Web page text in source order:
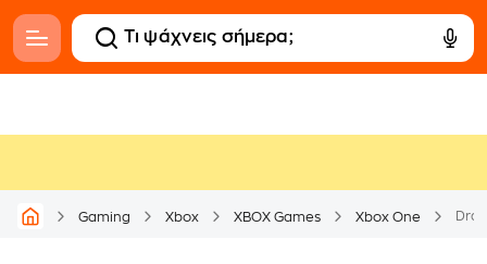
Gaming Xbox XBOX Games Xbox One